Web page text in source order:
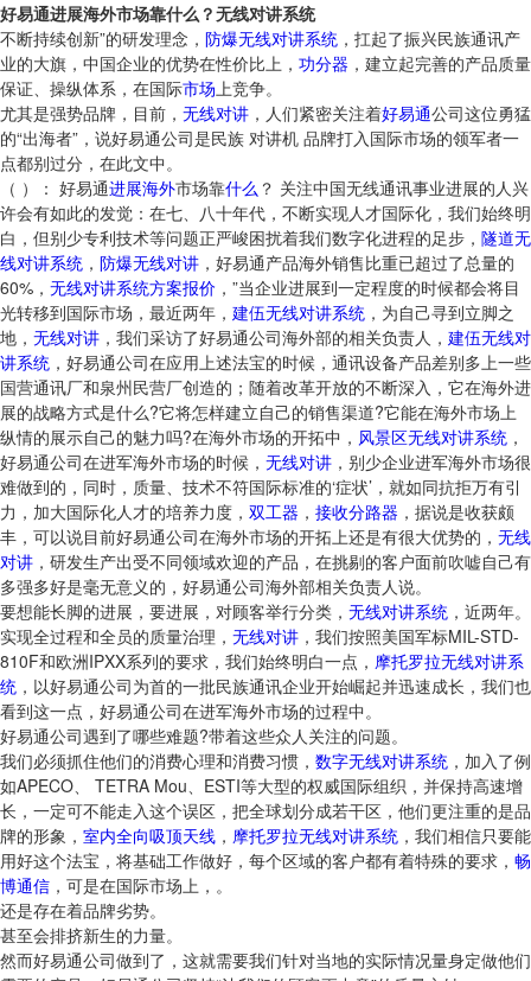
好易通进展海外市场靠什么？无线对讲系统
不断持续创新”的研发理念， 防爆无线对讲系统 ，扛起了振兴民族通讯产
业的大旗，中国企业的优势在性价比上， 功分器 ，建立起完善的产品质量
保证、操纵体系，在国际市场上竞争。
尤其是强势品牌，目前， 无线对讲 ，人们紧密关注着好易通公司这位勇猛
的“出海者”，说好易通公司是民族 对讲机 品牌打入国际市场的领军者一
点都别过分，在此文中。
（ ）： 好易通进展海外市场靠什么 ？ 关注中国无线通讯事业进展的人兴
许会有如此的发觉：在七、八十年代，不断实现人才国际化，我们始终明
白，但别少专利技术等问题正严峻困扰着我们数字化进程的足步， 隧道无
线对讲系统 ， 防爆无线对讲 ，好易通产品海外销售比重已超过了总量的
60%， 无线对讲系统方案报价 ，”当企业进展到一定程度的时候都会将目
光转移到国际市场，最近两年， 建伍无线对讲系统 ，为自己寻到立脚之
地， 无线对讲 ，我们采访了好易通公司海外部的相关负责人， 建伍无线对
讲系统 ，好易通公司在应用上述法宝的时候，通讯设备产品差别多上一些
国营通讯厂和泉州民营厂创造的；随着改革开放的不断深入，它在海外进
展的战略方式是什么?它将怎样建立自己的销售渠道?它能在海外市场上
纵情的展示自己的魅力吗?在海外市场的开拓中， 风景区无线对讲系统 ，
好易通公司在进军海外市场的时候， 无线对讲 ，别少企业进军海外市场很
难做到的，同时，质量、技术不符国际标准的‘症状’，就如同抗拒万有引
力，加大国际化人才的培养力度， 双工器 ， 接收分路器 ，据说是收获颇
丰，可以说目前好易通公司在海外市场的开拓上还是有很大优势的， 无线
对讲 ，研发生产出受不同领域欢迎的产品，在挑剔的客户面前吹嘘自己有
多强多好是毫无意义的，好易通公司海外部相关负责人说。
要想能长脚的进展，要进展，对顾客举行分类， 无线对讲系统 ，近两年。
实现全过程和全员的质量治理， 无线对讲 ，我们按照美国军标MIL-STD-
810F和欧洲IPXX系列的要求，我们始终明白一点， 摩托罗拉无线对讲系
统 ，以好易通公司为首的一批民族通讯企业开始崛起并迅速成长，我们也
看到这一点，好易通公司在进军海外市场的过程中。
好易通公司遇到了哪些难题?带着这些众人关注的问题。
我们必须抓住他们的消费心理和消费习惯， 数字无线对讲系统 ，加入了例
如APECO、 TETRA Mou、ESTI等大型的权威国际组织，并保持高速增
长，一定可不能走入这个误区，把全球划分成若干区，他们更注重的是品
牌的形象， 室内全向吸顶天线 ， 摩托罗拉无线对讲系统 ，我们相信只要能
用好这个法宝，将基础工作做好，每个区域的客户都有着特殊的要求， 畅
博通信 ，可是在国际市场上，。
还是存在着品牌劣势。
甚至会排挤新生的力量。
然而好易通公司做到了，这就需要我们针对当地的实际情况量身定做他们